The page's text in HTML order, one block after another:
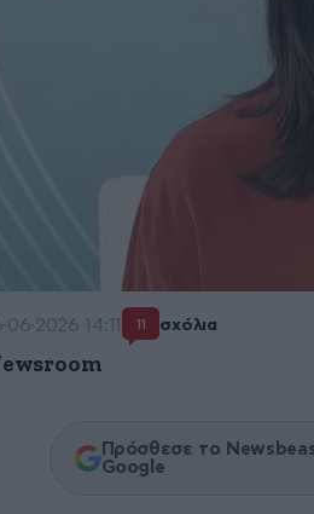
14:11 11 σχόλια
Πρόσθεσε το
Google